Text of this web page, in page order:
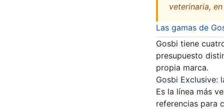
veterinaria,
Las gamas de
Gosbi tiene
presupuesto
propia marca.
Gosbi Exclusive:
Es la línea más
referencias para